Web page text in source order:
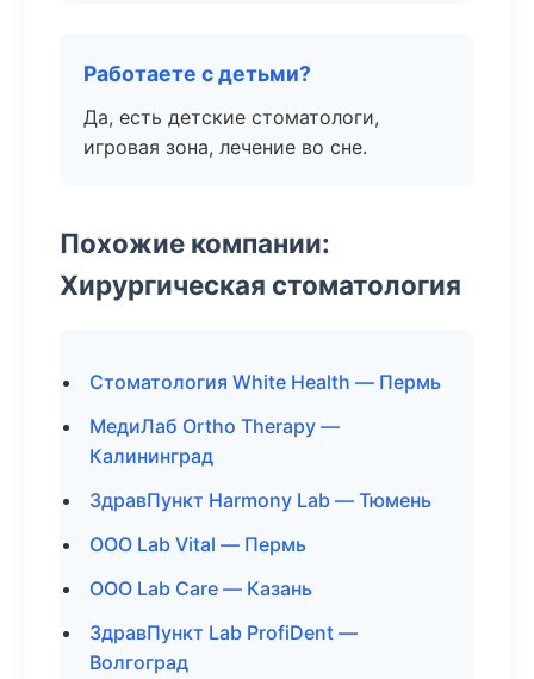
Работаете с детьми?
Да, есть детские стоматологи,
игровая зона, лечение во сне.
Похожие компании:
Хирургическая стоматология
Стоматология White Health — Пермь
МедиЛаб Ortho Therapy —
Калининград
ЗдравПункт Harmony Lab — Тюмень
ООО Lab Vital — Пермь
ООО Lab Care — Казань
ЗдравПункт Lab ProfiDent —
Волгоград